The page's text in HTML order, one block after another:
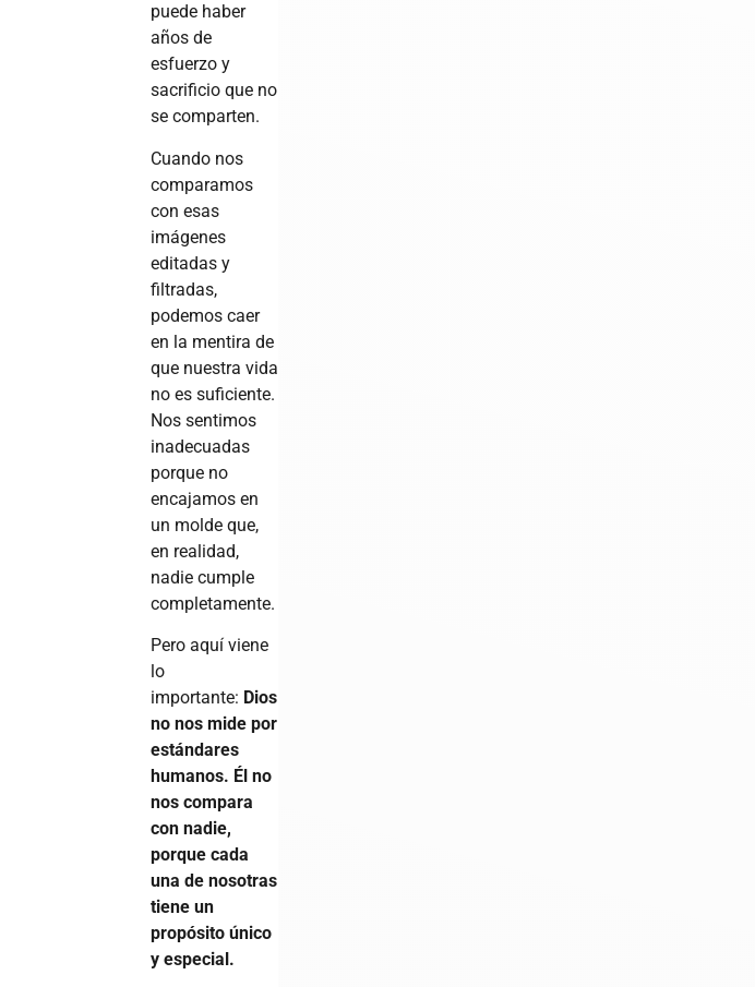
puede haber
años de
esfuerzo y
sacrificio que no
se comparten.
Cuando nos
comparamos
con esas
imágenes
editadas y
filtradas,
podemos caer
en la mentira de
que nuestra vida
no es suficiente.
Nos sentimos
inadecuadas
porque no
encajamos en
un molde que,
en realidad,
nadie cumple
completamente.
Pero aquí viene
lo
importante: Dios
no nos mide por
estándares
humanos. Él no
nos compara
con nadie,
porque cada
una de nosotras
tiene un
propósito único
y especial.